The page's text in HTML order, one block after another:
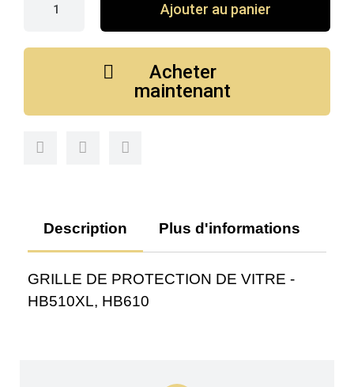
Ajouter au panier
Acheter
maintenant
Description Plus d'informations
GRILLE DE PROTECTION DE VITRE -
HB510XL, HB610